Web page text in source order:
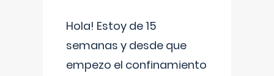
Hola! Estoy de 15
semanas y desde que
empezo el confinamiento